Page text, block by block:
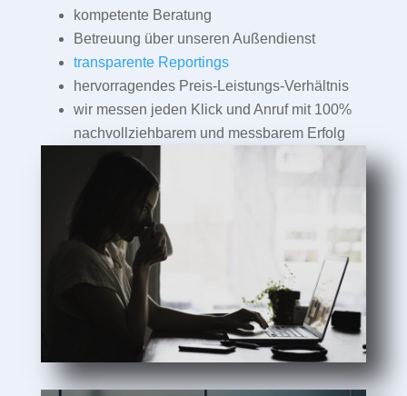
kompetente Beratung
Betreuung über unseren Außendienst
transparente Reportings
hervorragendes Preis-Leistungs-Verhältnis
wir messen jeden Klick und Anruf mit 100%
nachvollziehbarem und messbarem Erfolg